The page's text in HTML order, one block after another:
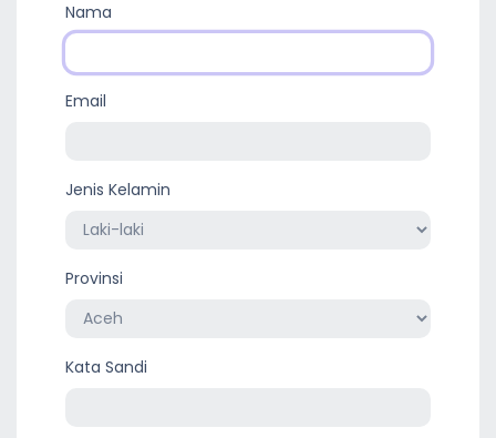
Nama
Email
Jenis Kelamin
Provinsi
Kata Sandi